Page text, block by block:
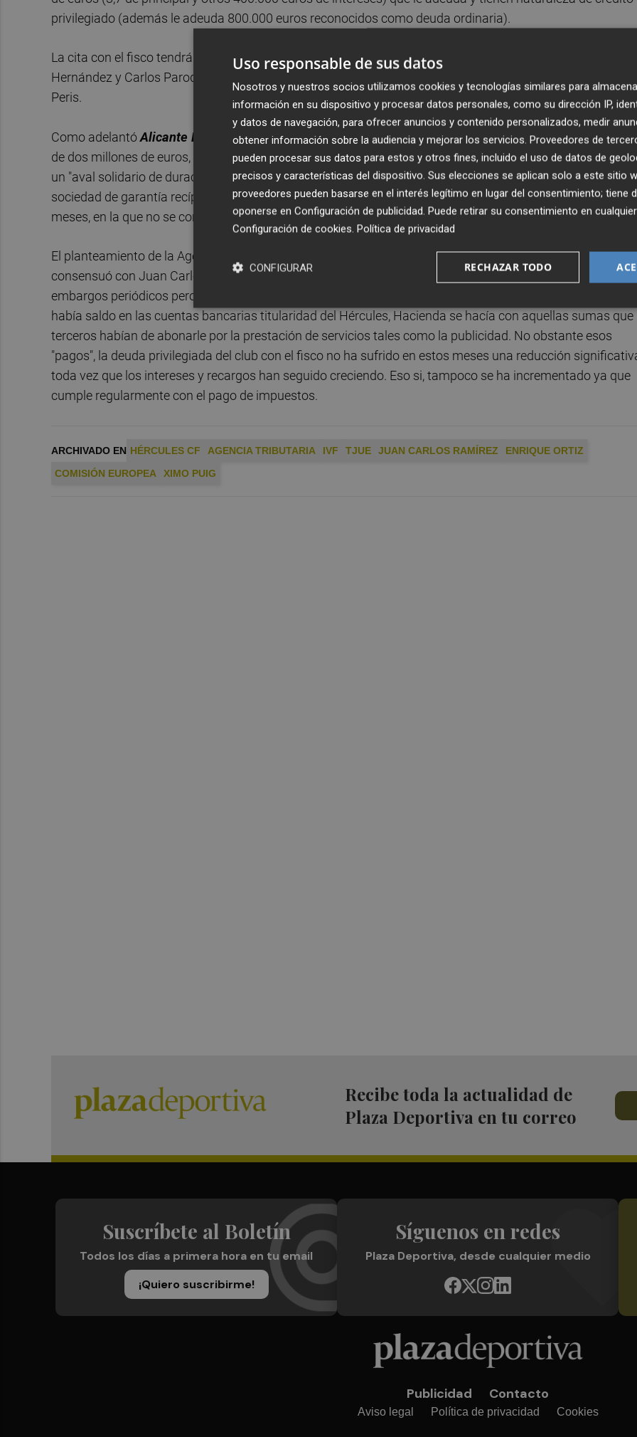
privilegiado (además le adeuda 800.000 euros reconocidos como deuda ordinaria).
La cita con el fisco tendrá lugar en las dependencias de la Delegación Especial de València, donde a Quique
Hernández y Carlos Parodi les esperan el delegado regional Manuel Cabrera y el jefe de recaudación
Peris.
Como adelantóAlicante Plaza
el pasado viernes, Hacienda exige para la firma del nuevo convenio el
de dos millones de euros, aceptando fraccionar el abono de la suma restante siempre que se garantice
un "aval solidario de duración indefinida y pagadero a primer requerimiento emitido por entidad de crédito
sociedad de garantía recíproca", una propuesta más que alejada de la que el club le trasladó hace dos
meses, en la que no se contemplaba el pago de cantidad alguna a la firma y tampoco garantías.
El planteamiento de la Agencia Tributaria se asemeja, salvo en las garantías, al que hace justo un año
consensuó con Juan Carlos Ramírez y que luego este se negó a suscribir. Desde entonces el club ha
embargos periódicos pero también sus proveedores y clientes, de tal forma que cuando por ejemplo no
había saldo en las cuentas bancarias titularidad del Hércules, Hacienda se hacía con aquellas sumas que
terceros habían de abonarle por la prestación de servicios tales como la publicidad. No obstante esos
"pagos", la deuda privilegiada del club con el fisco no ha sufrido en estos meses una reducción
toda vez que los intereses y recargos han seguido creciendo. Eso si, tampoco se ha incrementado ya que
cumple regularmente con el pago de impuestos.
ARCHIVADO EN HÉRCULES CF AGENCIA TRIBUTARIA IVF TJUE JUAN CARLOS RAMÍREZ
ENRIQUE ORTIZ
COMISIÓN EUROPEA
XIMO PUIG
Recibe toda la actualidad de
Plaza Deportiva en tu correo
Suscríbete al Boletín
Todos los días a primera hora en tu email
¡Quiero suscribirme!
Síguenos en redes
Plaza Deportiva, desde cualquier medio
Publicidad Contacto
Aviso legal Política de privacidad Cookies
Uso responsable de sus datos
Nosotros y nuestros socios utilizamos cookies y tecnologías similares para
información en su dispositivo y procesar datos personales, como su dirección IP,
y datos de navegación, para ofrecer anuncios y contenido personalizados, medir
obtener información sobre la audiencia y mejorar los servicios. Proveedores de
pueden procesar sus datos para estos y otros fines, incluido el uso de datos de
precisos y características del dispositivo. Sus elecciones se aplican solo a este sitio
proveedores pueden basarse en el interés legítimo en lugar del consentimiento; tiene
oponerse en Configuración de publicidad. Puede retirar su consentimiento en
Configuración de cookies. Política de privacidad
RECHAZAR TODO
CONFIGURAR